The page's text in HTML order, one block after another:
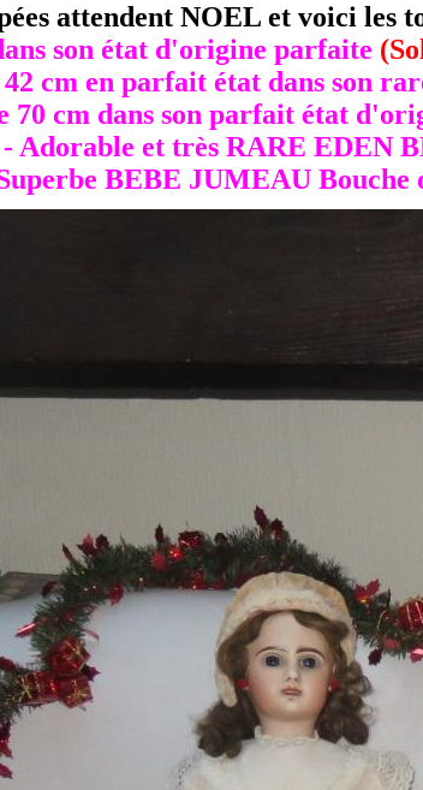
attendent NOEL et voici les
son état d'origine parfaite
cm en parfait état dans son
70 cm dans son parfait état
Adorable et très RARE EDEN
BEBE JUMEAU Bouche